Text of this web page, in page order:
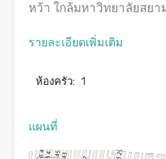
หว้า ใกล้มหาวิทยาลัยสย
รายละเอียดเพิ่มเติม
ห้องครัว: 1
แผนที่